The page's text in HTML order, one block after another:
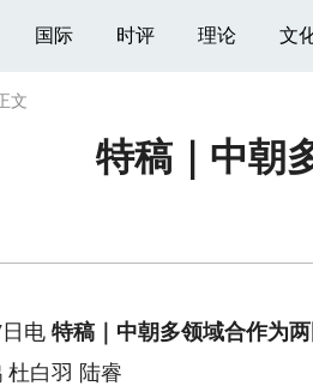
国际 时评 理论 文
文
特稿｜中朝
电特稿｜中朝多领域合作为
白羽 陆睿